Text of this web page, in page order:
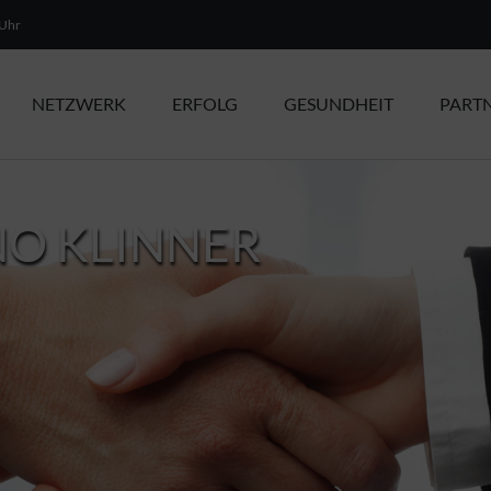
NETZWERK ERFOLG GESUNDHEIT
KLINNER